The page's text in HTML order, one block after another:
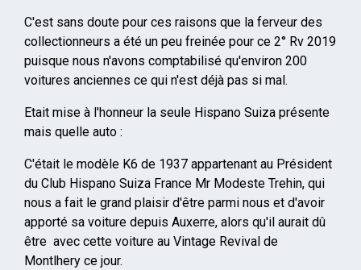
C'est sans doute pour ces raisons que la ferveur des
collectionneurs a été un peu freinée pour ce 2° Rv 2019
puisque nous n'avons comptabilisé qu'environ 200
voitures anciennes ce qui n'est déjà pas si mal.
Etait mise à l'honneur la seule Hispano Suiza présente
mais quelle auto :
C'était le modèle K6 de 1937 appartenant au Président
du Club Hispano Suiza France Mr Modeste Trehin, qui
nous a fait le grand plaisir d'être parmi nous et d'avoir
apporté sa voiture depuis Auxerre, alors qu'il aurait dû
être avec cette voiture au Vintage Revival de
Montlhery ce jour.